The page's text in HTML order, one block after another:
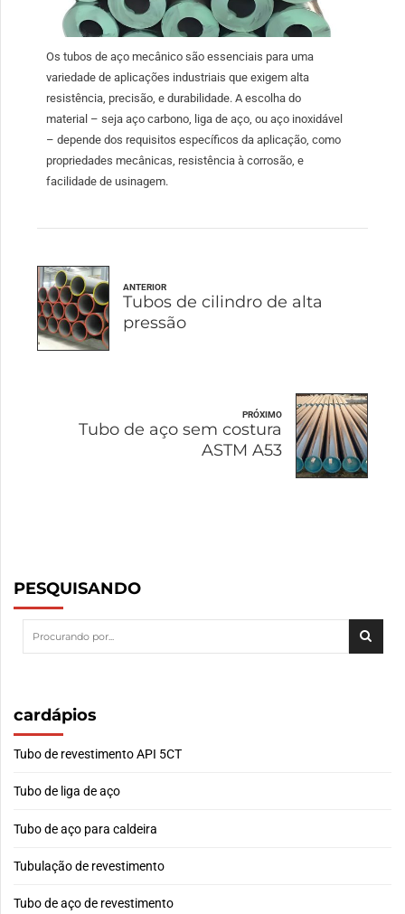
Os tubos de aço mecânico são essenciais para uma
variedade de aplicações industriais que exigem alta
resistência, precisão, e durabilidade. A escolha do
material – seja aço carbono, liga de aço, ou aço inoxidável
– depende dos requisitos específicos da aplicação, como
propriedades mecânicas, resistência à corrosão, e
facilidade de usinagem.
ANTERIOR
Tubos de cilindro de alta
pressão
PRÓXIMO
Tubo de aço sem costura
ASTM A53
PESQUISANDO
cardápios
Tubo de revestimento API 5CT
Tubo de liga de aço
Tubo de aço para caldeira
Tubulação de revestimento
Tubo de aço de revestimento